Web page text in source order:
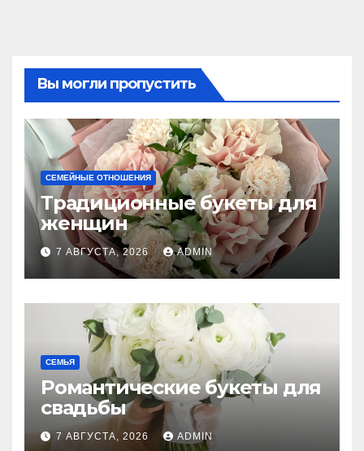
Вы могли пропустить
СЕМЕЙНЫЕ ОТНОШЕНИЯ
Традиционные букеты для
женщин
7 АВГУСТА, 2026 ADMIN
СЕМЬЯ
Романтические букеты для
свадьбы
7 АВГУСТА, 2026 ADMIN